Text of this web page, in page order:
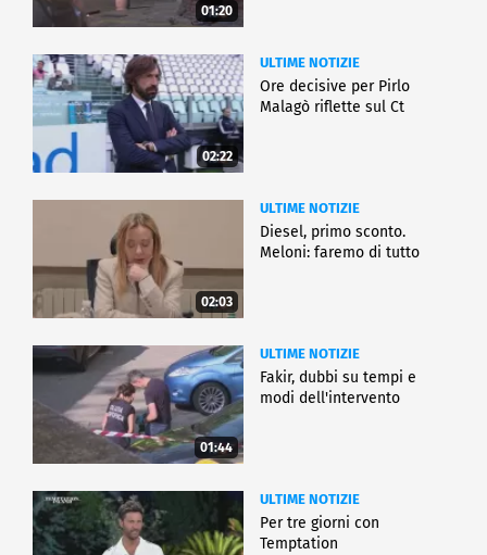
01:20
02:22
ULTIME NOTIZIE
Ore decisive per Pirlo
Malagò riflette sul Ct
02:03
ULTIME NOTIZIE
Diesel, primo sconto.
Meloni: faremo di tutto
01:44
ULTIME NOTIZIE
Fakir, dubbi su tempi e
modi dell'intervento
ULTIME NOTIZIE
Per tre giorni con
Temptation